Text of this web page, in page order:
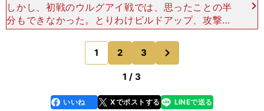
しかし、初戦のウルグアイ戦では、思ったことの半
分もできなかった。とりわけビルドアップ、攻撃で
はほとんどいい形を作れなかった。パターン化され
完成度の高かったザッケローニ監督時代の攻撃に比
べて、かなり見劣
1 2 3
1 / 3
faceboo
k
いいね Xでポストする
line LINEで送る